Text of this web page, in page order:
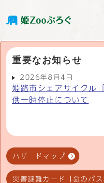
重要なお知らせ
2026年8月4日
姫路市シェアサイクル
供一時停止について
ハザードマップ
災害避難カード「命のパス